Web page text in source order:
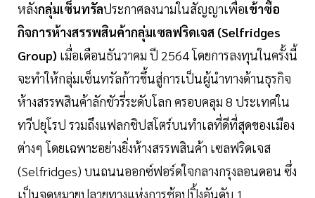
หลังกลุ่มเซ็นทรัลประกาศลงนามในสัญญาเพื่อเข้าซื้อ
กิจการห้างสรรพสินค้ากลุ่มเซลฟริดเจส (Selfridges
Group) เมื่อเดือนธันวาคม ปี 2564 โดยการลงทุนในครั้งนี้
จะทำให้กลุ่มเซ็นทรัลก้าวขึ้นสู่การเป็นผู้นำทางด้านธุรกิจ
ห้างสรรพสินค้าลักชัวรี่ระดับโลก ครอบคลุม 8 ประเทศใน
ทวีปยุโรป รวมถึงแฟลกชิปสโตร์บนทำเลที่ดีที่สุดของเมือง
ต่างๆ โดยเฉพาะอย่างยิ่งห้างสรรพสินค้า เซลฟริดเจส
(Selfridges) บนถนนออกซ์ฟอร์ดใจกลางกรุงลอนดอน ซึ่ง
เป็นจุดหมายปลายทางแห่งการช้อปปิ้งอันดับ 1